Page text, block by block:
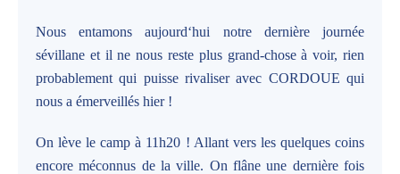
Nous entamons aujourd‘hui notre dernière journée
sévillane et il ne nous reste plus grand-chose à voir, rien
probablement qui puisse rivaliser avec CORDOUE qui
nous a émerveillés hier !
On lève le camp à 11h20 ! Allant vers les quelques coins
encore méconnus de la ville. On flâne une dernière fois